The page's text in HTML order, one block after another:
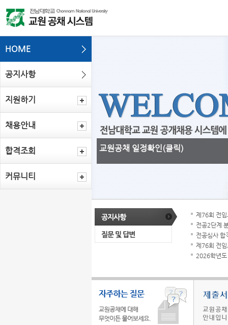
HOME
공지사항
지원하기
채용안내
합격조회
커뮤니티
교원공채 일정확인(클릭)
제76회 전
전공2단계
전공심사 합
제76회 전
2026학년